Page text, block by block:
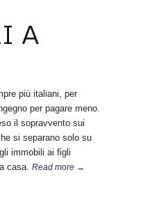
A
più italiani, per
per pagare meno.
il sopravvento sui
si separano solo su
immobili ai figli
casa. Read more →